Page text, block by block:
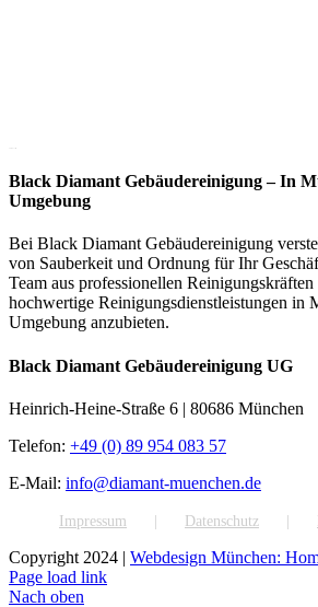
Black Diamant Gebäudereinigung – In
Umgebung
Bei Black Diamant Gebäudereinigung
von Sauberkeit und Ordnung für Ihr
Team aus professionellen
hochwertige Reinigungsdienstleistungen in
Umgebung anzubieten.
Black Diamant Gebäudereinigung UG
Heinrich-Heine-Straße 6 | 80686 München
Telefon: +49 (0) 89 954 083 57
E-Mail: info@diamant-muenchen.de
Impressum Datenschutz
Copyright 2024 | Webdesign München:
Page load link
Nach oben